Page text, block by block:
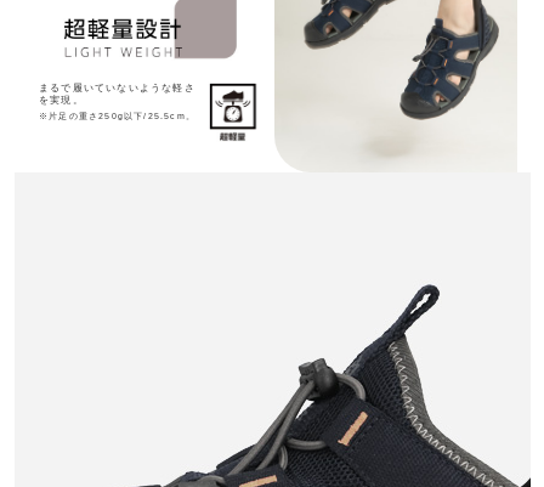
まるで履いていないような軽さ
を実現。
※片足の重さ250g以下/25.5cm。